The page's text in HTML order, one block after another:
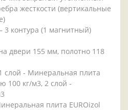
жесткости (вертикальные
3 контура (1 магнитный)
двери 155 мм, полотно 118
слой - Минеральная плита
100 кг/м3, 2 слой -
плита EUROizol